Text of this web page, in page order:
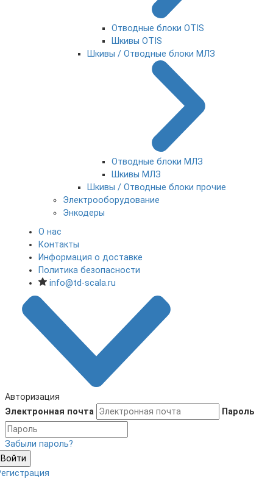
Отводные блоки OTIS
Шкивы OTIS
Шкивы / Отводные блоки МЛЗ
Отводные блоки МЛЗ
Шкивы МЛЗ
Шкивы / Отводные блоки прочие
Электрооборудование
Энкодеры
О нас
Контакты
Информация о доставке
Политика безопасности
info@td-scala.ru
Авторизация
Электронная почта
Пароль
Забыли пароль?
Войти